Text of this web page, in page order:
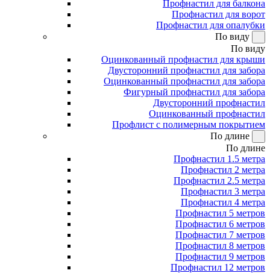
Профнастил для балкона
Профнастил для ворот
Профнастил для опалубки
По виду
По виду
Оцинкованный профнастил для крыши
Двусторонний профнастил для забора
Оцинкованный профнастил для забора
Фигурный профнастил для забора
Двусторонний профнастил
Оцинкованный профнастил
Профлист с полимерным покрытием
По длине
По длине
Профнастил 1.5 метра
Профнастил 2 метра
Профнастил 2.5 метра
Профнастил 3 метра
Профнастил 4 метра
Профнастил 5 метров
Профнастил 6 метров
Профнастил 7 метров
Профнастил 8 метров
Профнастил 9 метров
Профнастил 12 метров